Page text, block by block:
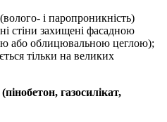
і паропроникність)
стіни захищені фасадною
або облицювальною цеглою);
тільки на великих
газосилікат,